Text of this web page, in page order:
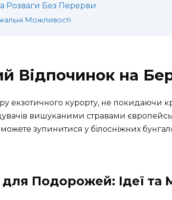
Розваги Без Перерви
Можливості
Відпочинок на
екзотичного курорту, не покидаючи
вишуканими стравами
зупинитися у білосніжних
Подорожей: Ідеї та